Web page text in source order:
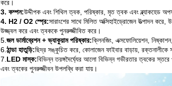
করে।
3. কম্পন:উদ্দীপক এবং শিথিল ত্বক, পরিষ্কার, মৃত ত্বক এবং ব্ল্যাকহেড
4. H2 / O2 স্প্রে:সারাংশের সাথে মিলিত অক্সিহাইড্রোজেন উত্পাদন
উজ্জ্বল করে এবং ত্বককে পুনরুজ্জীবিত করে।
5. জল ডার্মাব্রেশন + ভ্যাকুয়াম পরিষ্কার:ক্লিনজিং, এক্সফোলিয়েশন,
6. ঠান্ডা হাতুড়ি:ছিদ্র সঙ্কুচিত করে, কোলাজেন ফাইবার বাড়ায়,
7. LED মাস্ক:বিভিন্ন তরঙ্গদৈর্ঘ্যের আলো বিভিন্ন গভীরতার ত্বকের
এবং ত্বকের পুনরুজ্জীবন উপলব্ধি করা যায়।